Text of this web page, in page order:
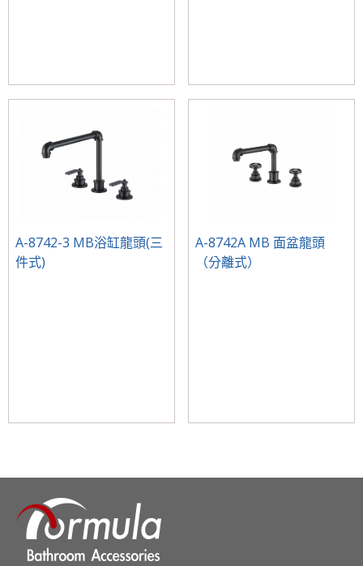
A-8742-3 MB浴缸龍頭(三
件式)
A-8742A MB 面盆龍頭
（分離式）